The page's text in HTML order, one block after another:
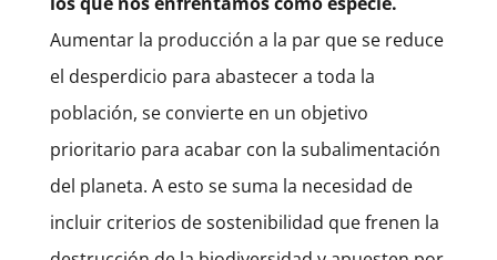
Aumentar la producción a la par que se reduce
el desperdicio para abastecer a toda la
población, se convierte en un objetivo
prioritario para acabar con la subalimentación
del planeta. A esto se suma la necesidad de
incluir criterios de sostenibilidad que frenen la